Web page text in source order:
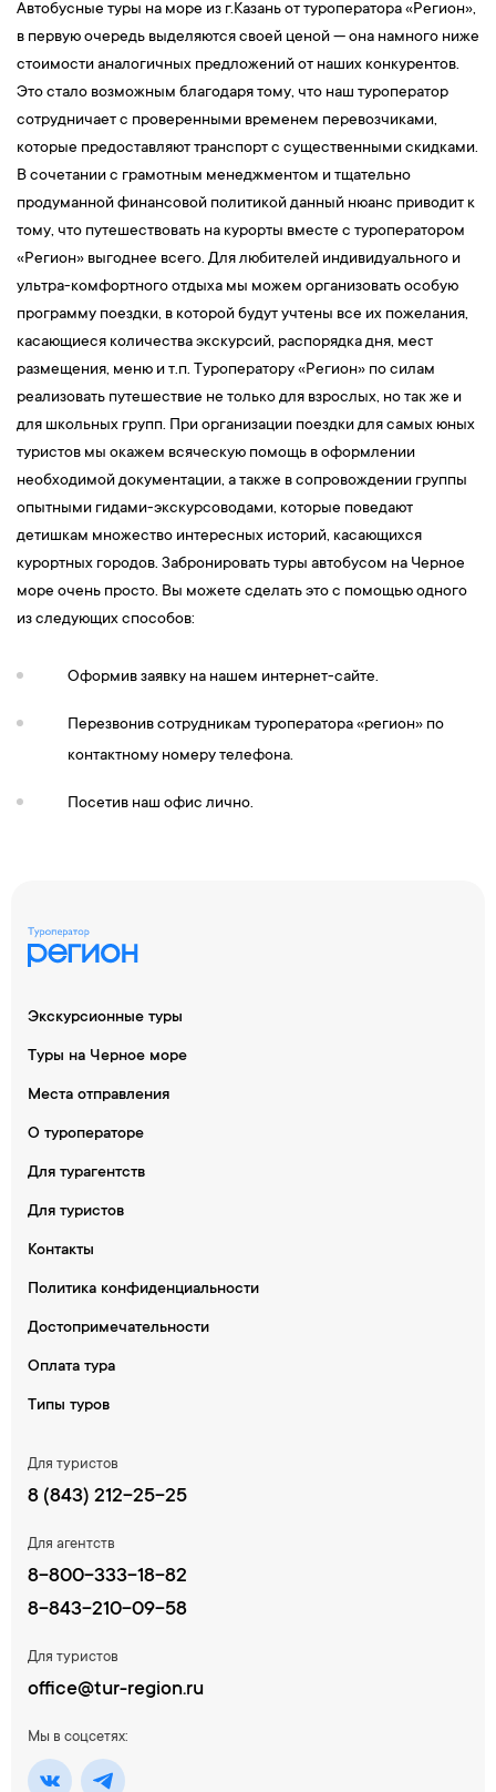
Автобусные туры на море из г.Казань от туроператора «Регион»,
в первую очередь выделяются своей ценой — она намного ниже
стоимости аналогичных предложений от наших конкурентов.
Это стало возможным благодаря тому, что наш туроператор
сотрудничает с проверенными временем перевозчиками,
которые предоставляют транспорт с существенными скидками.
В сочетании с грамотным менеджментом и тщательно
продуманной финансовой политикой данный нюанс приводит к
тому, что путешествовать на курорты вместе с туроператором
«Регион» выгоднее всего. Для любителей индивидуального и
ультра-комфортного отдыха мы можем организовать особую
программу поездки, в которой будут учтены все их пожелания,
касающиеся количества экскурсий, распорядка дня, мест
размещения, меню и т.п. Туроператору «Регион» по силам
реализовать путешествие не только для взрослых, но так же и
для школьных групп. При организации поездки для самых юных
туристов мы окажем всяческую помощь в оформлении
необходимой документации, а также в сопровождении группы
опытными гидами-экскурсоводами, которые поведают
детишкам множество интересных историй, касающихся
курортных городов. Забронировать туры автобусом на Черное
море очень просто. Вы можете сделать это с помощью одного
из следующих способов:
Оформив заявку на нашем интернет-сайте.
Перезвонив сотрудникам туроператора «регион» по
контактному номеру телефона.
Посетив наш офис лично.
Экскурсионные туры
Туры на Черное море
Места отправления
О туроператоре
Для турагентств
Для туристов
Контакты
Политика конфиденциальности
Достопримечательности
Оплата тура
Типы туров
Для туристов
8 (843) 212-25-25
Для агентств
8-800-333-18-82
8-843-210-09-58
Для туристов
office@tur-region.ru
Мы в соцсетях: